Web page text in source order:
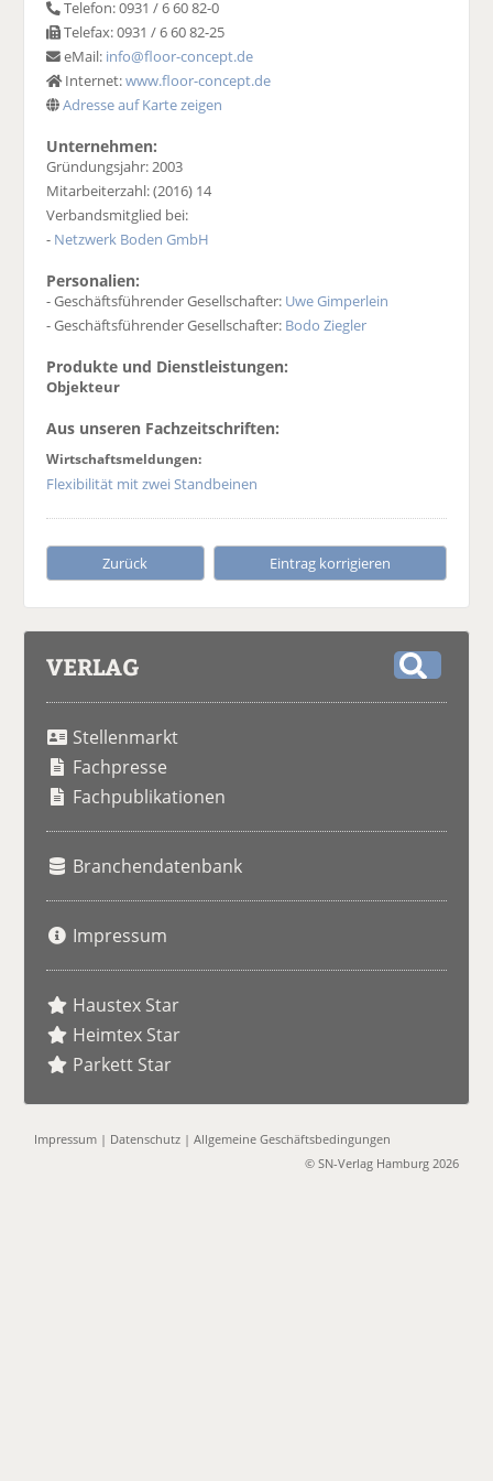
Telefon: 0931 / 6 60 82-0
Telefax: 0931 / 6 60 82-25
eMail: info@floor-concept.de
Internet:www.floor-concept.de
Adresse auf Karte zeigen
Unternehmen:
Gründungsjahr: 2003
Mitarbeiterzahl: (2016) 14
Verbandsmitglied bei:
- Netzwerk Boden GmbH
Personalien:
- Geschäftsführender Gesellschafter: Uwe Gimperlein
- Geschäftsführender Gesellschafter: Bodo Ziegler
Produkte und Dienstleistungen:
Objekteur
Aus unseren Fachzeitschriften:
Wirtschaftsmeldungen:
Flexibilität mit zwei Standbeinen
Zurück Eintrag korrigieren
VERLAG
Stellenmarkt
Fachpresse
Fachpublikationen
Branchendatenbank
Impressum
Haustex Star
Heimtex Star
Parkett Star
Impressum | Datenschutz |Allgemeine Geschäftsbedingungen
© SN-Verlag Hamburg 2026